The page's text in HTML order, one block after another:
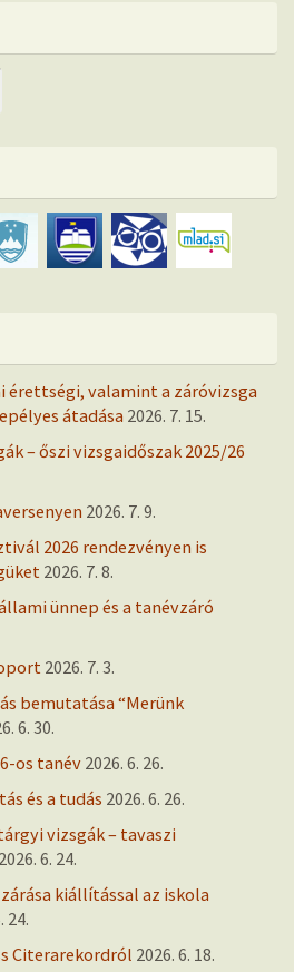
érettségi, valamint a záróvizsga
átadása 2026. 7. 15.
– őszi vizsgaidőszak 2025/26
2026. 7. 9.
2026 rendezvényen is
2026. 7. 8.
ünnep és a tanévzáró
2026. 7. 3.
bemutatása “Merünk
6. 30.
os tanév 2026. 6. 26.
és a tudás 2026. 6. 26.
vizsgák – tavaszi
2026. 6. 24.
kiállítással az iskola
24.
Citerarekordról 2026. 6. 18.